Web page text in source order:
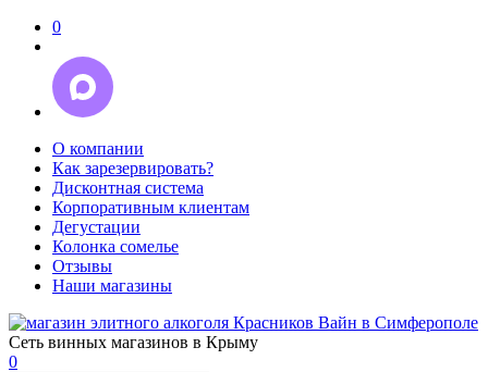
0
О компании
Как зарезервировать?
Дисконтная система
Корпоративным клиентам
Дегустации
Колонка сомелье
Отзывы
Наши магазины
Сеть винных магазинов в Крыму
0